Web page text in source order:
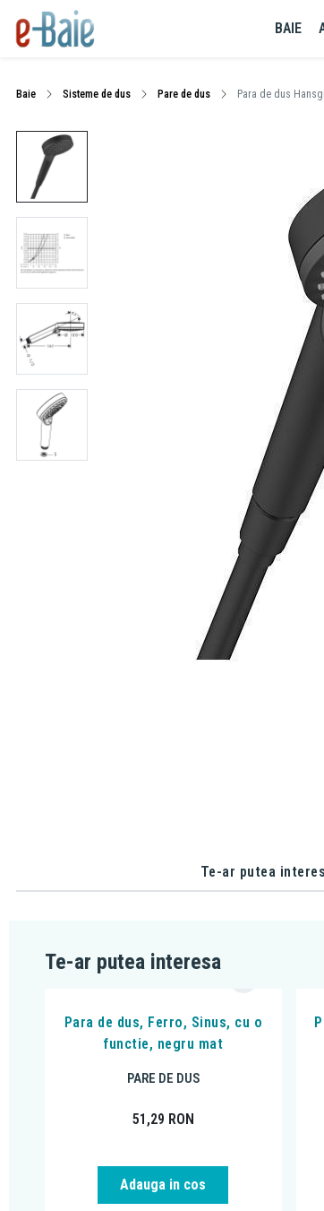
BAIE
Baie Sisteme de dus Pare de dus Para de dus
Te-ar putea
Te-ar putea interesa
Para de dus, Ferro, Sinus, cu o
functie, negru mat
PARE DE DUS
51,29 RON
Adauga in cos